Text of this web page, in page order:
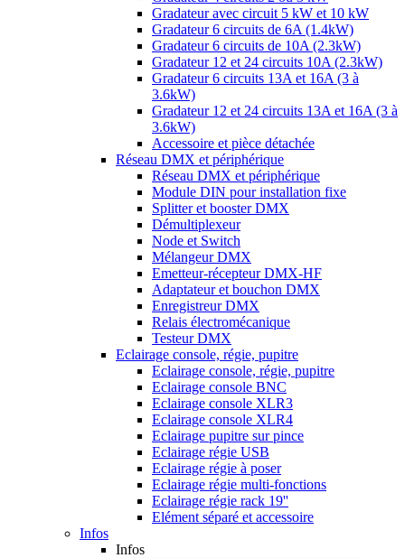
Gradateur avec circuit 5 kW et 10 kW
Gradateur 6 circuits de 6A (1.4kW)
Gradateur 6 circuits de 10A (2.3kW)
Gradateur 12 et 24 circuits 10A (2.3kW)
Gradateur 6 circuits 13A et 16A (3 à
3.6kW)
Gradateur 12 et 24 circuits 13A et 16A (3 à
3.6kW)
Accessoire et pièce détachée
Réseau DMX et périphérique
Réseau DMX et périphérique
Module DIN pour installation fixe
Splitter et booster DMX
Démultiplexeur
Node et Switch
Mélangeur DMX
Emetteur-récepteur DMX-HF
Adaptateur et bouchon DMX
Enregistreur DMX
Relais électromécanique
Testeur DMX
Eclairage console, régie, pupitre
Eclairage console, régie, pupitre
Eclairage console BNC
Eclairage console XLR3
Eclairage console XLR4
Eclairage pupitre sur pince
Eclairage régie USB
Eclairage régie à poser
Eclairage régie multi-fonctions
Eclairage régie rack 19''
Elément séparé et accessoire
Infos
Infos